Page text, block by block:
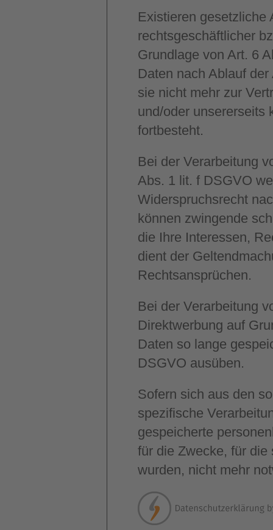
Existieren gesetzliche
rechtsgeschäftlicher
Grundlage von Art. 6
Daten nach Ablauf
sie nicht mehr zur
und/oder unsererseits
fortbesteht.
Bei der Verarbeitung
Abs. 1 lit. f DSGVO
Widerspruchsrecht
können zwingende
die Ihre Interessen,
dient der
Rechtsansprüchen.
Bei der Verarbeitung
Direktwerbung auf
Daten so lange
DSGVO ausüben.
Sofern sich aus den
spezifische
gespeicherte
für die Zwecke, für
wurden, nicht mehr